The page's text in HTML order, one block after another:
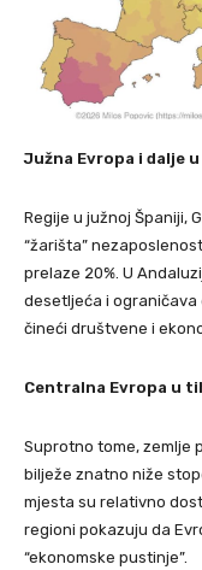
Južna Evropa i dalje
Regije u južnoj Španiji,
“žarišta”
prelaze 20%. U
desetljeća i
čineći društvene i
Centralna Evropa u
Suprotno tome, zemlje
bilježe znatno niže
mjesta su relativno
regioni pokazuju da
“ekonomske pustinje”.